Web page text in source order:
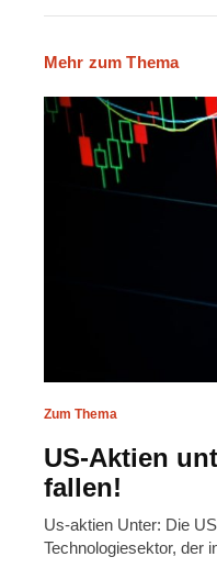
Mehr zum Thema
Zum Thema
US-Aktien
fallen!
Us-aktien Unter: Die
Technologiesektor, der